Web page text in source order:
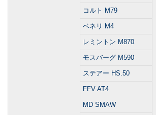
コルト M79
ベネリ M4
レミントン M870
モスバーグ M590
ステアー HS.50
FFV AT4
MD SMAW